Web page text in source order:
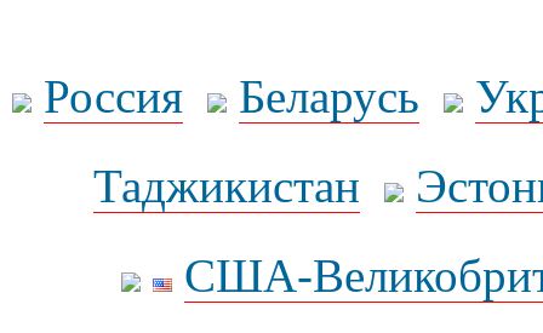
Россия Беларусь
Таджикистан
США-